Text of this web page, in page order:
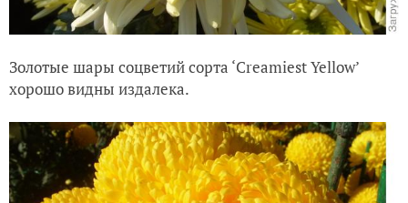
Золотые шары соцветий сорта ‘Creamiest Yellow’
хорошо видны издалека.